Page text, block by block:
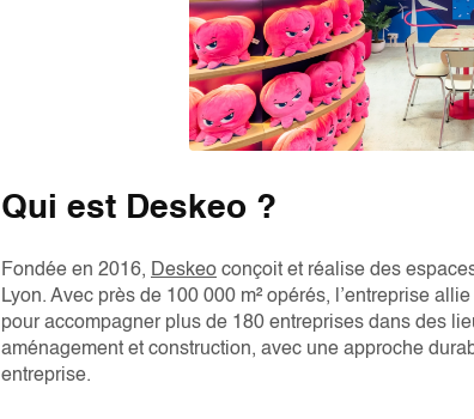
Qui est Deskeo ?
Fondée en 2016, Deskeo conçoit et réalise des
Lyon. Avec près de 100 000 m² opérés, l’entreprise
pour accompagner plus de 180 entreprises dans des
aménagement et construction, avec une approche
entreprise.